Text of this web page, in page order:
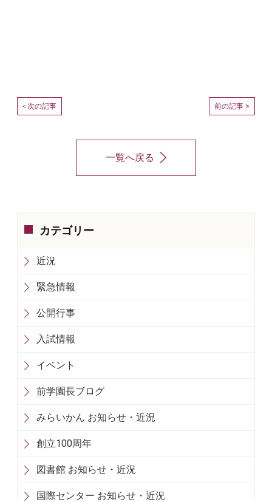
< 次の記事 前の記事 >
一覧へ戻る
カテゴリー
近況
緊急情報
公開行事
入試情報
イベント
前学園長ブログ
みらいかん お知らせ・近況
創立100周年
図書館 お知らせ・近況
国際センター お知らせ・近況